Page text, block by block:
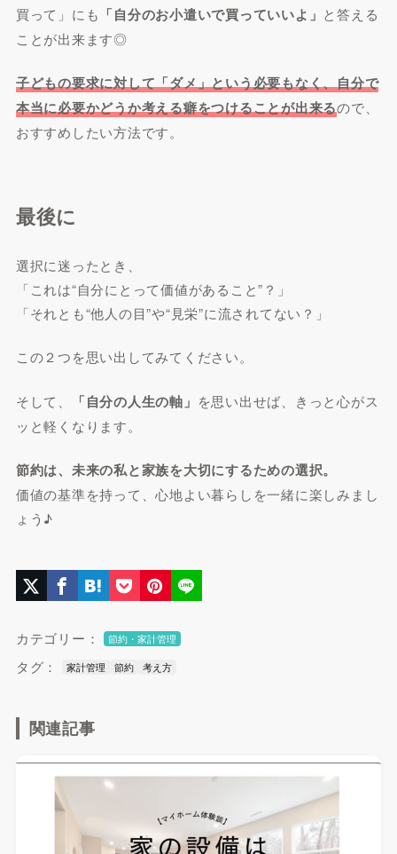
買って」にも 「自分のお小遣いで買っていいよ」 と答える
ことが出来ます◎
子どもの要求に対して「ダメ」という必要もなく、自分で
本当に必要かどうか考える癖をつけることが出来るので、
おすすめしたい方法です。
最後に
選択に迷ったとき、
「これは“自分にとって価値があること”？」
「それとも“他人の目”や“見栄”に流されてない？」
この２つを思い出してみてください。
そして、 「自分の人生の軸」 を思い出せば、きっと心がス
ッと軽くなります。
節約は、未来の私と家族を大切にするための選択。
価値の基準を持って、心地よい暮らしを一緒に楽しみまし
ょう♪
カテゴリー： 節約・家計管理
タグ： 家計管理 節約 考え方
関連記事